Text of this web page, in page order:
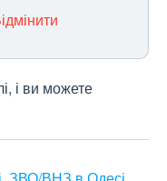
і ви можете